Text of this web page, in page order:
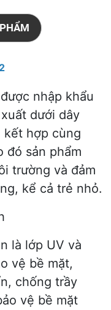
nhập khẩu
dưới dây
kết hợp cùng
đó sản phẩm
trường và đảm
kể cả trẻ nhỏ.
là lớp UV và
vệ bề mặt,
chống trầy
vệ bề mặt